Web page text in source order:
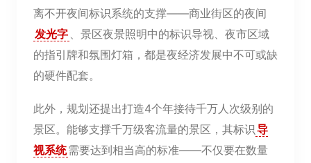
离不开夜间标识系统的支撑——商业街区的夜间
发光字 、景区夜景照明中的标识导视、夜市区域
的指引牌和氛围灯箱，都是夜经济发展中不可或缺
的硬件配套。
此外，规划还提出打造4个年接待千万人次级别的
景区。能够支撑千万级客流量的景区，其标识导
视系统需要达到相当高的标准——不仅要在数量